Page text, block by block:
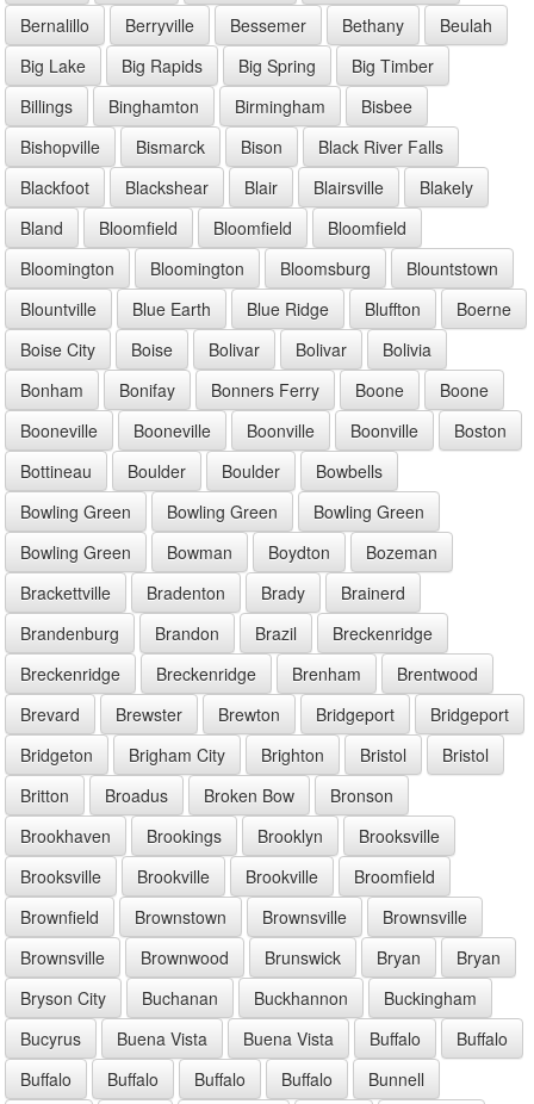
Bernalillo
Berryville Bessemer Bethany
Beulah
Big Lake
Big Rapids Big Spring
Big Timber
Billings
Binghamton Birmingham
Bisbee
Bishopville
Bismarck Bison
Black River Falls
Blackfoot
Blackshear Blair Blairsville
Blakely
Bland
Bloomfield Bloomfield
Bloomfield
Bloomington
Bloomington Bloomsburg
Blountstown
Blountville
Blue Earth Blue Ridge Bluffton
Boerne
Boise City
Boise Bolivar Bolivar
Bolivia
Bonham
Bonifay Bonners Ferry Boone
Boone
Booneville
Booneville Boonville Boonville
Boston
Bottineau
Boulder Boulder
Bowbells
Bowling Green
Bowling Green
Bowling Green
Bowling Green
Bowman Boydton
Bozeman
Brackettville
Bradenton Brady
Brainerd
Brandenburg
Brandon Brazil
Breckenridge
Breckenridge
Breckenridge Brenham
Brentwood
Brevard
Brewster Brewton Bridgeport
Bridgeport
Bridgeton
Brigham City Brighton Bristol
Bristol
Britton
Broadus Broken Bow
Bronson
Brookhaven
Brookings Brooklyn
Brooksville
Brooksville
Brookville Brookville
Broomfield
Brownfield
Brownstown Brownsville
Brownsville
Brownsville
Brownwood Brunswick Bryan
Bryan
Bryson City
Buchanan Buckhannon
Buckingham
Bucyrus
Buena Vista Buena Vista Buffalo
Buffalo
Buffalo
Buffalo Buffalo Buffalo
Bunnell